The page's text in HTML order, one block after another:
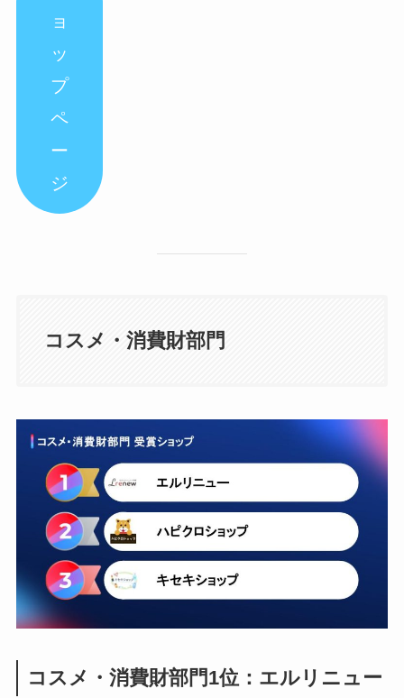
ョ
ッ
プ
ペ
ー
ジ
コスメ・消費財部門
コスメ・消費財部門1位：エルリニュー